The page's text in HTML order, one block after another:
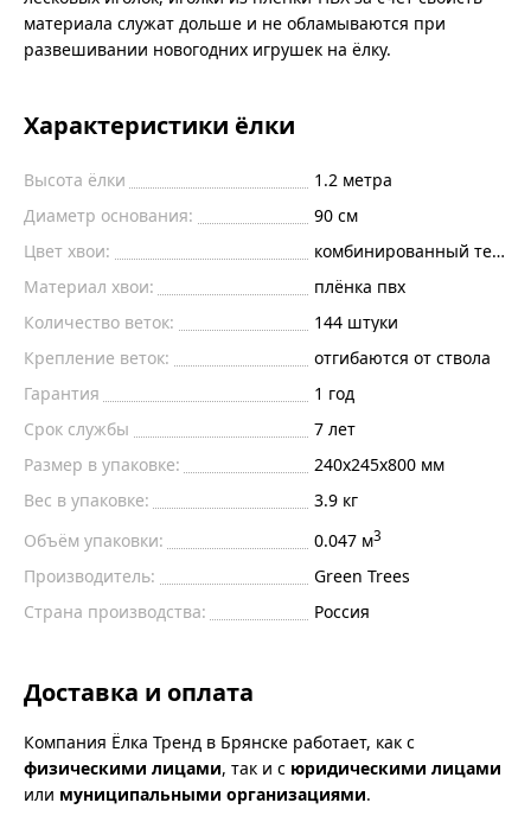
материала служат дольше и не обламываются при
развешивании новогодних игрушек на ёлку.
Характеристики ёлки
Высота ёлки 1.2 метра
Диаметр основания:
90 см
Цвет хвои:
комбинированный
Материал хвои:
плёнка пвх
Количество веток:
144 штуки
Крепление веток:
отгибаются от ствола
Гарантия
1 год
Срок службы
7 лет
Размер в упаковке:
240х245х800 мм
Вес в упаковке:
3.9 кг
Объём упаковки:
0.047 м3
Производитель:
Green Trees
Страна производства:
Россия
Доставка и оплата
Компания Ёлка Тренд в Брянске работает, как с
физическими лицами, так и с юридическими лицами
или муниципальными организациями.